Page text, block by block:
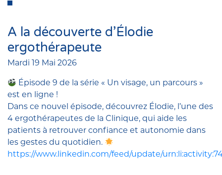
A la découverte d’Élodie
ergothérapeute
Mardi 19 Mai 2026
Épisode 9 de la série « Un visage, un parcours »
est en ligne !
Dans ce nouvel épisode, découvrez Élodie, l’une des
4 ergothérapeutes de la Clinique, qui aide les
patients à retrouver confiance et autonomie dans
les gestes du quotidien.
https://www.linkedin.com/feed/update/